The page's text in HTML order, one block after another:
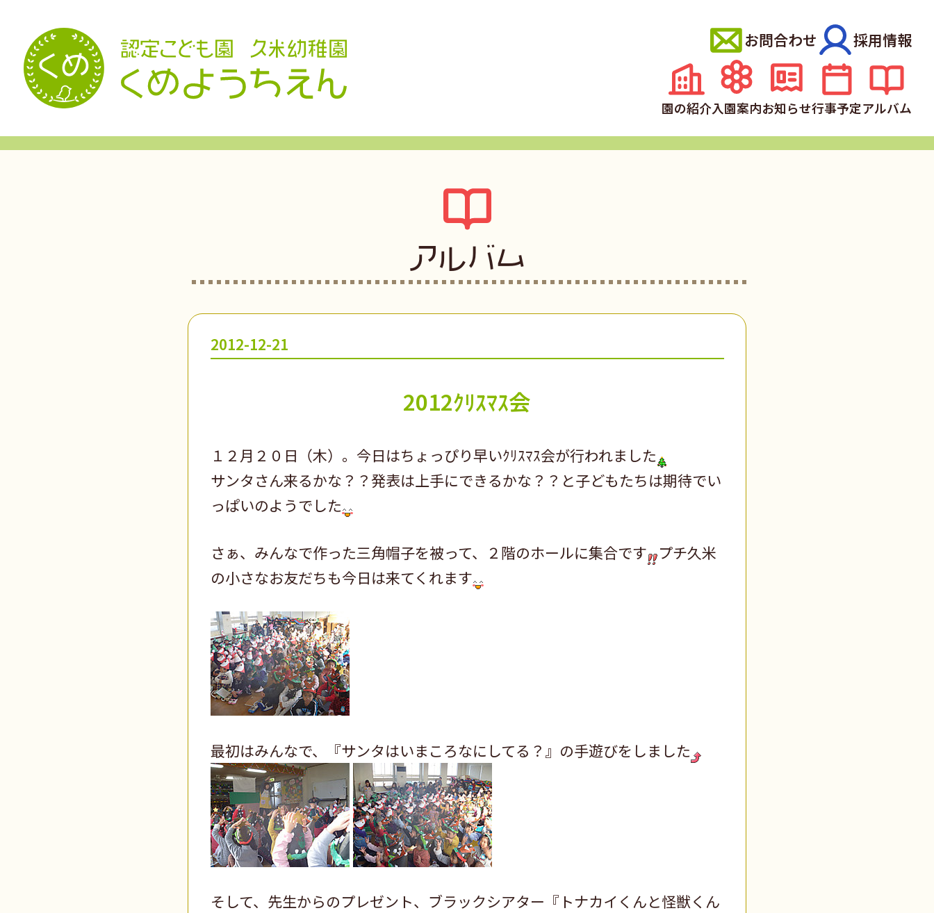
園の紹介入園案内お知らせ行事予定アルバム
お問合わせ 採用情報
アルバム
2012-12-21
2012ｸﾘｽﾏｽ会
１２月２０日（木）。今日はちょっぴり早いｸﾘｽﾏｽ会が行われました
サンタさん来るかな？？発表は上手にできるかな？？と子どもたちは期待でい
っぱいのようでした
さぁ、みんなで作った三角帽子を被って、２階のホールに集合です
プチ久米
の小さなお友だちも今日は来てくれます
最初はみんなで、『サンタはいまころなにしてる？』の手遊びをしました
そして、先生からのプレゼント、ブラックシアター『トナカイくんと怪獣くん